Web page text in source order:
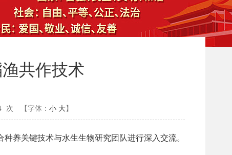
共作技术
次 【字体： 小 大】
养关键技术与水生生物研究团队进行深入交流。